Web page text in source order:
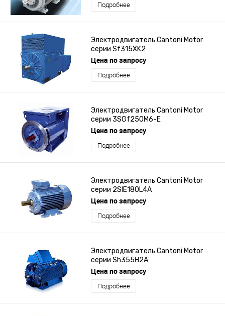
Подробнее
Электродвигатель Cantoni Motor
серии Sf315XK2
Цена по запросу
Подробнее
Электродвигатель Cantoni Motor
серии 3SGf250M6-E
Цена по запросу
Подробнее
Электродвигатель Cantoni Motor
серии 2SIE180L4A
Цена по запросу
Подробнее
Электродвигатель Cantoni Motor
серии Sh355H2A
Цена по запросу
Подробнее